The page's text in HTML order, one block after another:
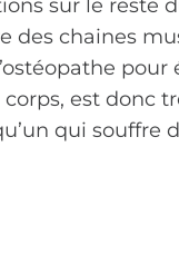
sur le reste
des chaines
pour
corps, est donc
qui souffre